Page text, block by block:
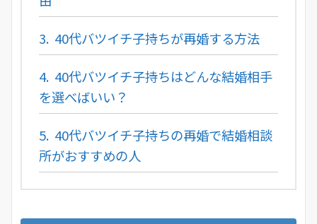
3. 40代バツイチ子持ちが再婚する方法
4. 40代バツイチ子持ちはどんな結婚相手
を選べばいい？
5. 40代バツイチ子持ちの再婚で結婚相談
所がおすすめの人